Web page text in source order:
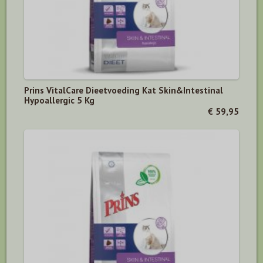
Prins VitalCare Dieetvoeding Kat Skin&Intestinal
Hypoallergic 5 Kg
€ 59,95